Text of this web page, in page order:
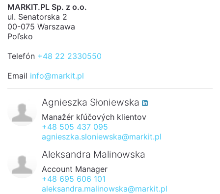
MARKIT.PL Sp. z o.o.
ul. Senatorska 2
00-075 Warszawa
Poľsko
Telefón +48 22 2330550
Email info@markit.pl
Agnieszka Słoniewska
Manažér kľúčových klientov
+48 505 437 095
agnieszka.sloniewska@markit.pl
Aleksandra Malinowska
Account Manager
+48 695 606 101
aleksandra.malinowska@markit.pl